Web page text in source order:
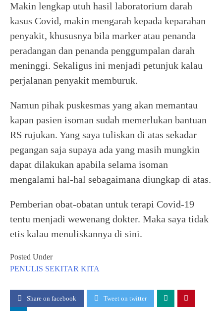
Makin lengkap utuh hasil laboratorium darah
kasus Covid, makin mengarah kepada keparahan
penyakit, khususnya bila marker atau penanda
peradangan dan penanda penggumpalan darah
meninggi. Sekaligus ini menjadi petunjuk kalau
perjalanan penyakit memburuk.
Namun pihak puskesmas yang akan memantau
kapan pasien isoman sudah memerlukan bantuan
RS rujukan. Yang saya tuliskan di atas sekadar
pegangan saja supaya ada yang masih mungkin
dapat dilakukan apabila selama isoman
mengalami hal-hal sebagaimana diungkap di atas.
Pemberian obat-obatan untuk terapi Covid-19
tentu menjadi wewenang dokter. Maka saya tidak
etis kalau menuliskannya di sini.
Posted Under
PENULIS SEKITAR KITA
Share on facebook Tweet on twitter